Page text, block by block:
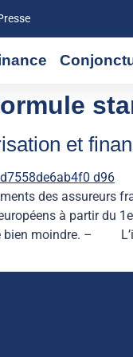
et
des assureurs
à partir
bien moindre. –